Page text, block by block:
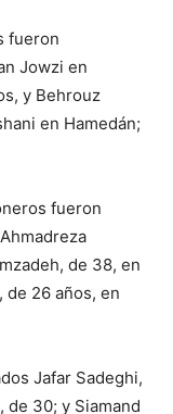
fueron
Jowzi en
y Behrouz
en Hamedán;
fueron
de 38, en
de 26 años, en
Jafar Sadeghi,
de 30; y Siamand